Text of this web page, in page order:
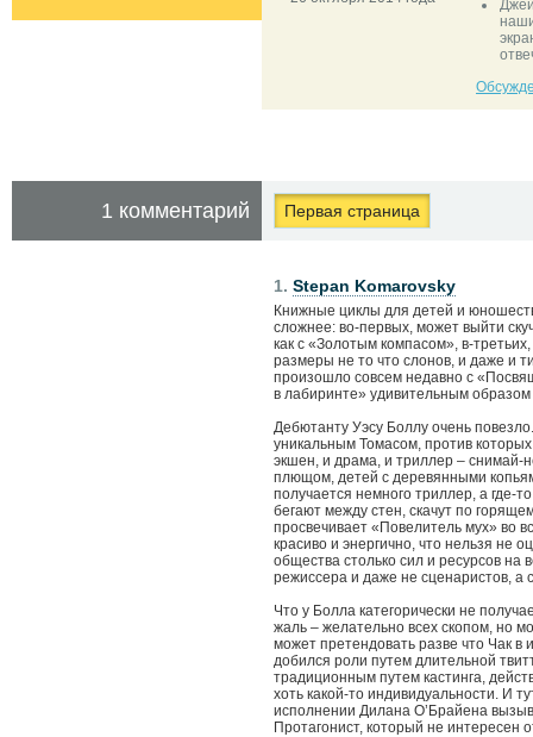
1 комментарий Первая страница
1. Stepan Komarovsky
Книжные циклы для детей и
сложнее: во-первых, может выйти
как с «Золотым компасом», в-
размеры не то что слонов, и даже и
произошло совсем недавно с
в лабиринте» удивительным
Дебютанту Уэсу Боллу очень
уникальным Томасом, против
экшен, и драма, и триллер – снимай-
плющом, детей с деревянными
получается немного триллер, а где-
бегают между стен, скачут по
просвечивает «Повелитель мух» во
красиво и энергично, что нельзя не
общества столько сил и ресурсов на
режиссера и даже не сценаристов, а
Что у Болла категорически не
жаль – желательно всех скопом, но
может претендовать разве что Чак в
добился роли путем длительной
традиционным путем кастинга,
хоть какой-то индивидуальности. И
исполнении Дилана О’Брайена
Протагонист, который не интересен